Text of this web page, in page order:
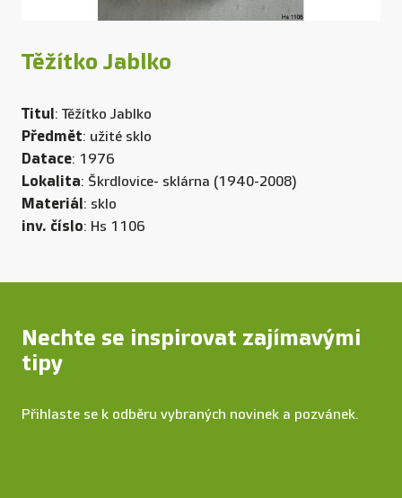
Těžítko Jablko
Titul: Těžítko Jablko
Předmět: užité sklo
Datace: 1976
Lokalita: Škrdlovice- sklárna (1940-2008)
Materiál: sklo
inv. číslo: Hs 1106
Nechte se inspirovat zajímavými
tipy
Přihlaste se k odběru vybraných novinek a pozvánek.